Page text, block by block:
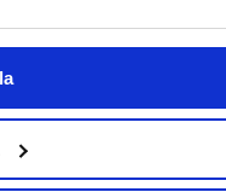
av selskapet Lenzing
er prosessen mer
som leder til færre vann- og
lukket prosess. Hele